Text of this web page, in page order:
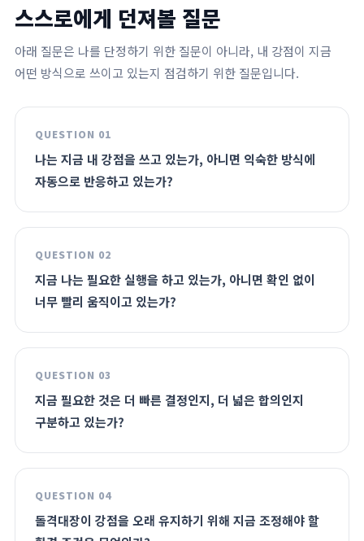
스스로에게 던져볼 질문
아래 질문은 나를 단정하기 위한 질문이 아니라, 내 강점이 지금
어떤 방식으로 쓰이고 있는지 점검하기 위한 질문입니다.
QUESTION 01
나는 지금 내 강점을 쓰고 있는가, 아니면 익숙한 방식에
자동으로 반응하고 있는가?
QUESTION 02
지금 나는 필요한 실행을 하고 있는가, 아니면 확인 없이
너무 빨리 움직이고 있는가?
QUESTION 03
지금 필요한 것은 더 빠른 결정인지, 더 넓은 합의인지
구분하고 있는가?
QUESTION 04
돌격대장이 강점을 오래 유지하기 위해 지금 조정해야 할